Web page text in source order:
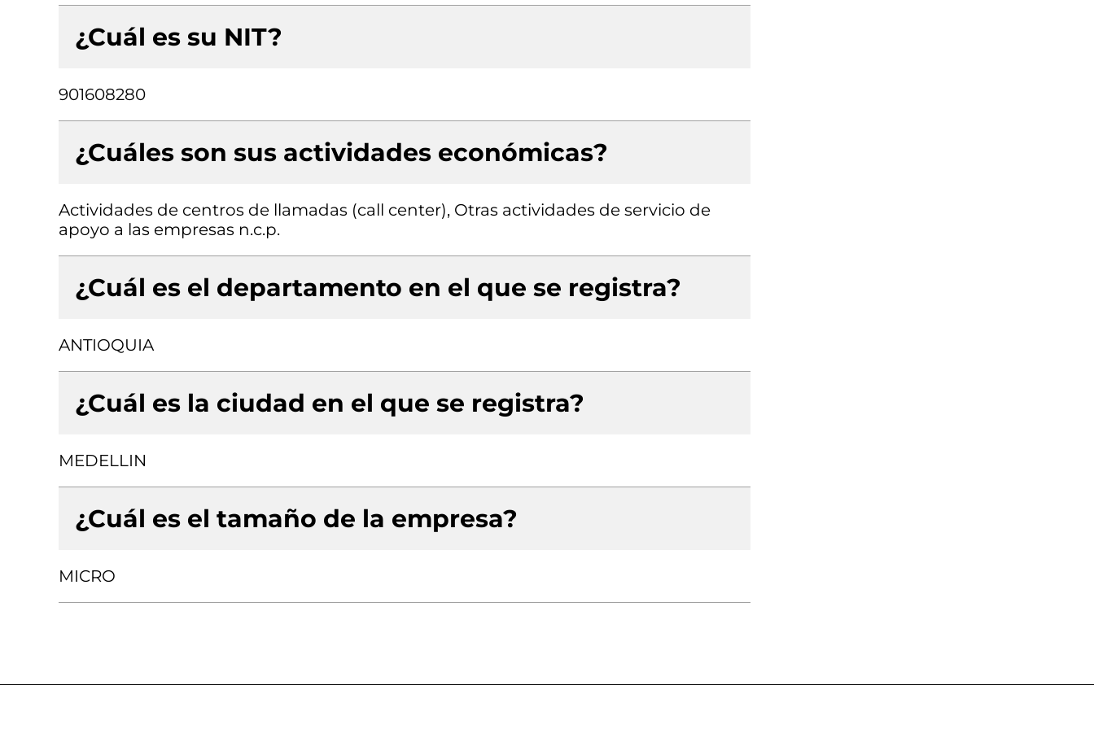
¿Cuál es su NIT?
901608280
¿Cuáles son sus actividades económicas?
Actividades de centros de llamadas (call center), Otras actividades de servicio de
apoyo a las empresas n.c.p.
¿Cuál es el departamento en el que se registra?
ANTIOQUIA
¿Cuál es la ciudad en el que se registra?
MEDELLIN
¿Cuál es el tamaño de la empresa?
MICRO